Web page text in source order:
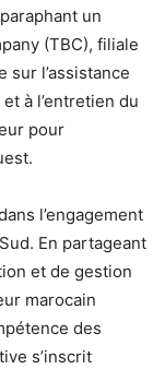
un
(TBC), filiale
l’assistance
à l’entretien du
pour
l’engagement
En partageant
et de gestion
marocain
des
s’inscrit